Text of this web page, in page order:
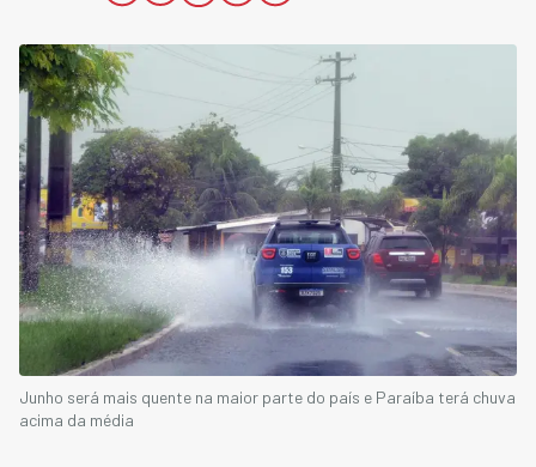
Junho será mais quente na maior parte do país e Paraíba terá chuva
acima da média